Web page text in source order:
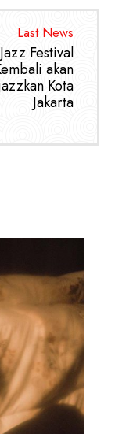
Last News
Festival
akan
Kota
Jakarta